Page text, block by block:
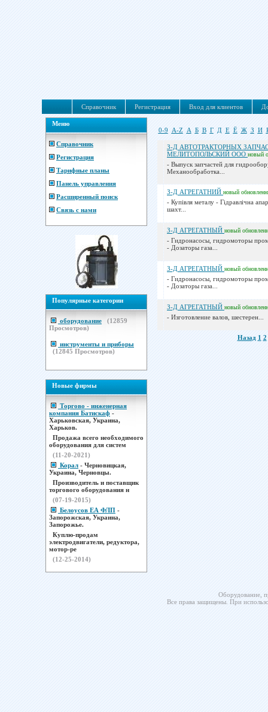
Справочник Регистрация Вход для клиентов
Меню
Справочник
Регистрация
Тарифные планы
Панель управления
Расширенный поиск
Связь с нами
Популярные категории
оборудование (12859
Просмотров)
инструменты и приборы
(12845 Просмотров)
Новые фирмы
Торгово - инженерная
компания Батискаф -
Харьковская, Украина,
Харьков.
Продажа всего необходимого
оборудования для систем
(11-20-2021)
Корал - Черновицкая,
Украина, Черновцы.
Производитель и поставщик
торгового оборудования н
(07-19-2015)
Белоусов ЕА ФЛП -
Запорожская, Украина,
Запорожье.
Куплю-продам
электродвигатели, редуктора,
мотор-ре
(12-25-2014)
0-9 A-Z А Б В Г Д Е Ё Ж З И
З-Д АВТОТРАКТОРНЫХ
МЕЛИТОПОЛЬСКИЙ ООО новый
- Выпуск запчастей для
Механообработка...
З-Д АГРЕГАТНИЙ новый
- Купівля металу - Гідравлічна
шахт...
З-Д АГРЕГАТНЫЙ новый
- Гидронасосы, гидромоторы
- Дозаторы газа...
З-Д АГРЕГАТНЫЙ новый
- Гидронасосы, гидромоторы
- Дозаторы газа...
З-Д АГРЕГАТНЫЙ новый
- Изготовление валов, шестерен...
Назад 1 2
Оборудование,
Все права защищены. При